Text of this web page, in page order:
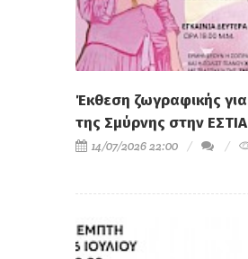
Έκθεση ζωγραφικής για
της Σμύρνης στην ΕΣΤΙΑ
14/07/2026 22:00